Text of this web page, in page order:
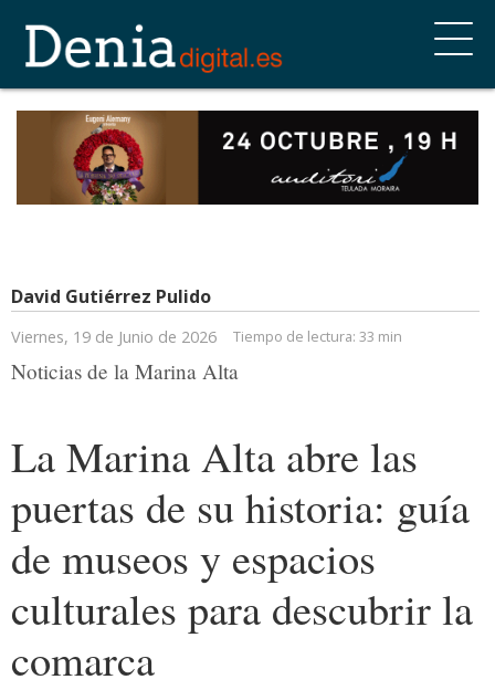
David Gutiérrez Pulido
Viernes, 19 de Junio de 2026 Tiempo de lectura: 33 min
Noticias de la Marina Alta
La Marina Alta abre las
puertas de su historia: guía
de museos y espacios
culturales para descubrir la
comarca